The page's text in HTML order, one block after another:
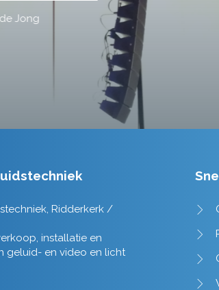
Ridderkerk /
installatie en
geluid- en video en licht